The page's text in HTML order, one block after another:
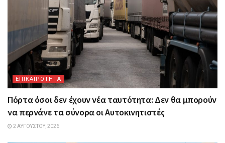
ΕΠΙΚΑΙΡΟΤΗΤΑ
Πόρτα όσοι δεν έχουν νέα ταυτότητα: Δεν θα μπορούν
να περνάνε τα σύνορα οι Αυτοκινητιστές
2 ΑΥΓΟΎΣΤΟΥ, 2026